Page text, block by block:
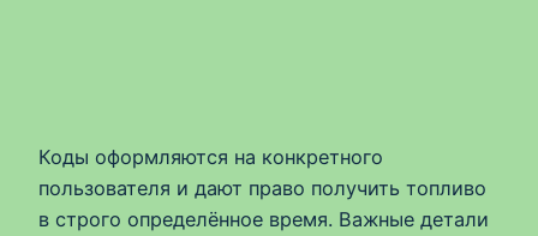
Коды оформляются на конкретного
пользователя и дают право получить топливо
в строго определённое время. Важные детали